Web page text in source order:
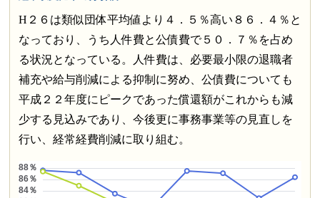
H２６は類似団体平均値より４．５％高い８６．４％と
なっており、うち人件費と公債費で５０．７％を占め
る状況となっている。人件費は、必要最小限の退職者
補充や給与削減による抑制に努め、公債費についても
平成２２年度にピークであった償還額がこれからも減
少する見込みであり、今後更に事務事業等の見直しを
行い、経常経費削減に取り組む。